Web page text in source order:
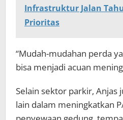
Infrastruktur Jalan
Prioritas
“Mudah-mudahan perda
bisa menjadi acuan
Selain sektor parkir,
lain dalam meningkatkan